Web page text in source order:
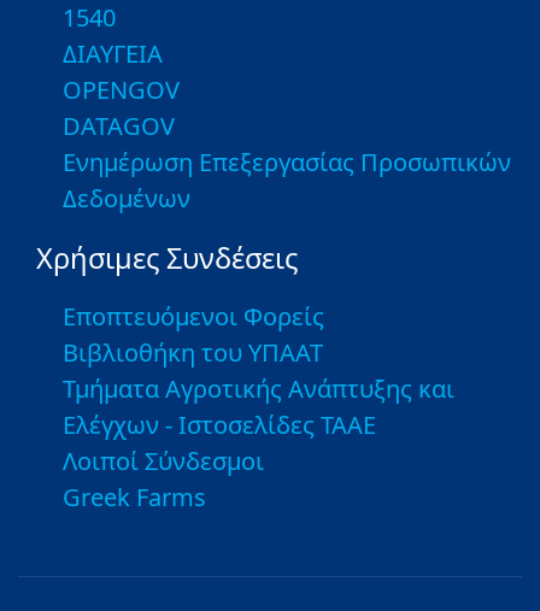
1540
ΔΙΑΥΓΕΙΑ
OPENGOV
DATAGOV
Ενημέρωση Επεξεργασίας Προσωπικών
Δεδομένων
Χρήσιμες Συνδέσεις
Εποπτευόμενοι Φορείς
Βιβλιοθήκη του ΥΠΑΑΤ
Τμήματα Αγροτικής Ανάπτυξης και
Ελέγχων - Ιστοσελίδες ΤΑΑΕ
Λοιποί Σύνδεσμοι
Greek Farms